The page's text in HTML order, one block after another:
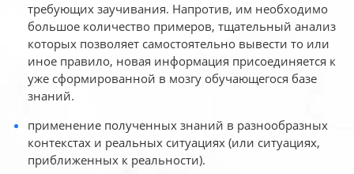
требующих заучивания. Напротив, им необходимо
большое количество примеров, тщательный анализ
которых позволяет самостоятельно вывести то или
иное правило, новая информация присоединяется к
уже сформированной в мозгу обучающегося базе
знаний.
применение полученных знаний в разнообразных
контекстах и реальных ситуациях (или ситуациях,
приближенных к реальности).